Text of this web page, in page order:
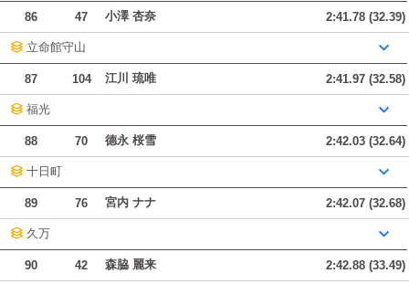
86 47 小澤 杏奈 2:41.78 (32.39)
立命館守山
87 104 江川 琉唯 2:41.97 (32.58)
福光
88 70 德永 桜雪 2:42.03 (32.64)
十日町
89 76 宮内 ナナ 2:42.07 (32.68)
久万
90 42 森脇 麗来 2:42.88 (33.49)